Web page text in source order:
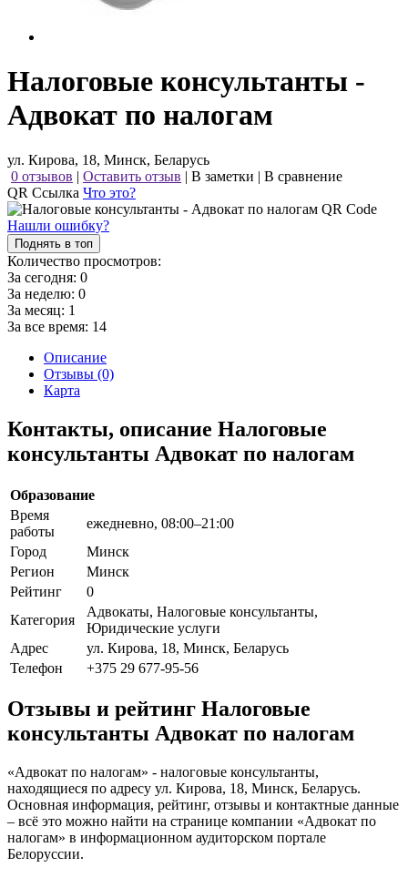
Налоговые консультанты -
Адвокат по налогам
ул. Кирова, 18, Минск, Беларусь
0 отзывов | Оставить отзыв | В заметки | В сравнение
QR Ссылка Что это?
Нашли ошибку?
Поднять в топ
Количество просмотров:
За сегодня: 0
За неделю: 0
За месяц: 1
За все время: 14
Описание
Отзывы (0)
Карта
Контакты, описание Налоговые
консультанты Адвокат по налогам
Образование
Время
работы
ежедневно, 08:00–21:00
Город
Минск
Регион
Минск
Рейтинг
0
Категория
Адвокаты, Налоговые консультанты,
Юридические услуги
Адрес
ул. Кирова, 18, Минск, Беларусь
Телефон
+375 29 677-95-56
Отзывы и рейтинг Налоговые
консультанты Адвокат по налогам
«Адвокат по налогам» - налоговые консультанты,
находящиеся по адресу ул. Кирова, 18, Минск, Беларусь.
Основная информация, рейтинг, отзывы и контактные данные
– всё это можно найти на странице компании «Адвокат по
налогам» в информационном аудиторском портале
Белоруссии.